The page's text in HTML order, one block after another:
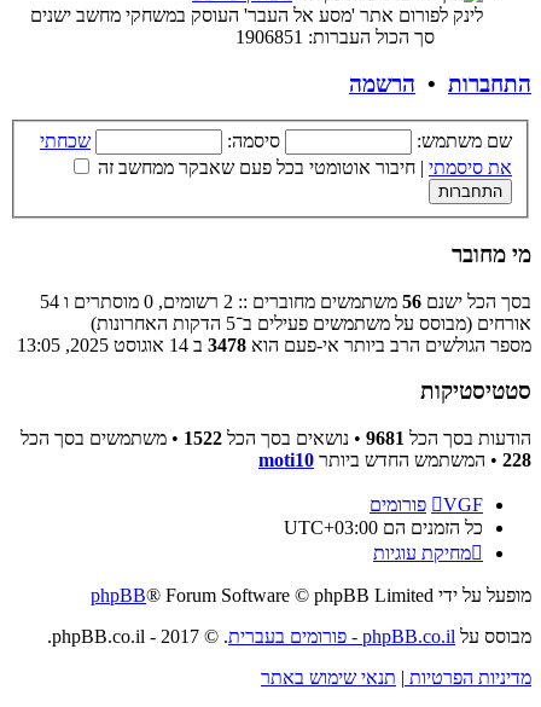
לינק לפורום אתר 'מסע אל העבר' העוסק במשחקי מחשב ישנים
סך הכול העברות: 1906851
התחברות • הרשמה
שם משתמש: סיסמה:
שכחתי
את סיסמתי | חיבור אוטומטי בכל פעם שאבקר ממחשב זה
מי מחובר
בסך הכל ישנם 56
משתמשים מחוברים :: 2 רשומים, 0 מוסתרים ו 54
אורחים (מבוסס על משתמשים פעילים ב־5 הדקות האחרונות)
מספר הגולשים הרב ביותר אי-פעם הוא 3478 ב 14 אוגוסט 2025, 13:05
סטטיסטיקות
הודעות בסך הכל 9681 • נושאים בסך הכל 1522 • משתמשים בסך הכל
228 • המשתמש החדש ביותר moti10
VGF
פורומים
כל הזמנים הם UTC+03:00
מחיקת עוגיות
מופעל על ידי phpBB® Forum Software © phpBB Limited
מבוסס על phpBB.co.il - פורומים בעברית
. © 2017 - phpBB.co.il.
מדיניות הפרטיות | תנאי שימוש באתר